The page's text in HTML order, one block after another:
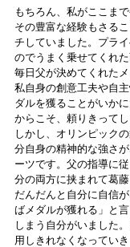
もちろん、私がここま
その豊富な経験もさる
チしていました。プラ
のでうまく乗せてくれた
毎日父が決めてくれた
私自身の創意工夫や自
ダルを獲ることがいか
からこそ、頼りきって
しかし、オリンピック
分自身の精神的な強さ
ーツです。父の指導に
分の両方に挟まれて葛
だんだんと自分に自信
ばメダルが獲れる」と
しまう自分がいました
用しきれなくなってい